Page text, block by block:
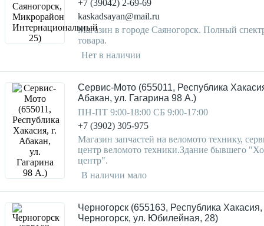
+7 (39042) 2-69-69
kaskadsayan@mail.ru
Магазин в городе Саяногорск. Полный
товара.
Нет в наличии
Сервис-Мото (655011, Республика
Абакан, ул. Гагарина 98 А.)
ПН-ПТ 9:00-18:00 СБ 9:00-17:00
+7 (3902) 305-975
Магазин запчастей на веломото технику,
центр веломото техники.Здание бывшего
центр".
В наличии мало
Черногорск (655163, Республика Хакасия,
Черногорск, ул. Юбилейная, 28)